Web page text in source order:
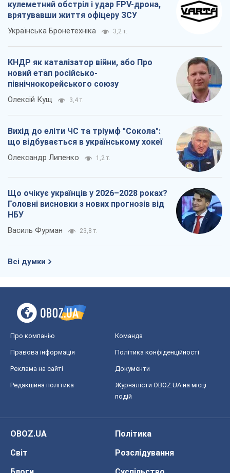
кулеметний обстріл і удар FPV-дрона,
врятувавши життя офіцеру ЗСУ
Українська Бронетехніка 3,2 т.
КНДР як каталізатор війни, або Про
новий етап російсько-
північнокорейського союзу
Олексій Кущ 3,4 т.
Вихід до еліти ЧС та тріумф "Сокола":
що відбувається в українському хокеї
Олександр Липенко 1,2 т.
Що очікує українців у 2026–2028 роках?
Головні висновки з нових прогнозів від
НБУ
Василь Фурман 23,8 т.
Всі думки
Про компанію Команда
Правова інформація Політика конфіденційності
Реклама на сайті Документи
Редакційна політика
Журналісти OBOZ.UA на місці
подій
OBOZ.UA
Політика
Світ
Розслідування